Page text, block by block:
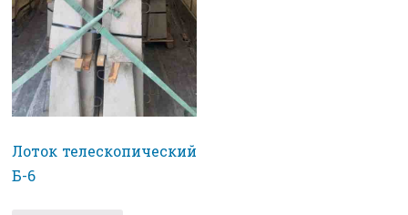
Лоток телескопический
Б-6